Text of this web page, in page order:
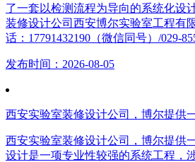
了一套以检测流程为导向的系统化设
装修设计公司西安博尔实验室工程有
话：17791432190（微信同号）/029-
发布时间：2026-08-05
西安实验室装修设计公司，博尔提供
西安实验室装修设计公司，博尔提供
设计是一项专业性较强的系统工程，